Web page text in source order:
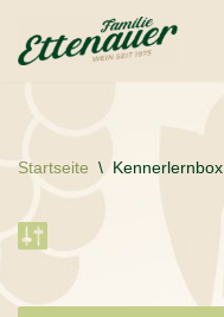
Zum
Startseite \ Kennerlernbox